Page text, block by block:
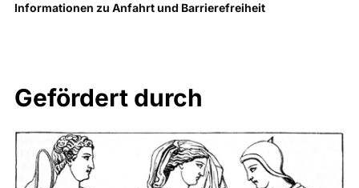
Informationen zu Anfahrt und Barrierefreiheit
Gefördert durch